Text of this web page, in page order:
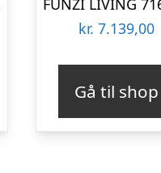
kr. 7.139,00
Gå til shop